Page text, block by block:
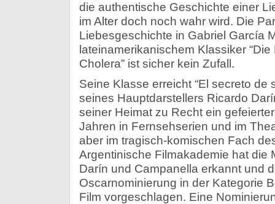
die authentische Geschichte einer
im Alter doch noch wahr wird. Die
Liebesgeschichte in Gabriel García
lateinamerikanischem Klassiker
Cholera” ist sicher kein Zufall.
Seine Klasse erreicht “El secreto de
seines Hauptdarstellers Ricardo
seiner Heimat zu Recht ein
Jahren in Fernsehserien und im
aber im tragisch-komischen Fach
Argentinische Filmakademie hat die
Darín und Campanella erkannt und
Oscarnominierung in der Kategorie
Film vorgeschlagen. Eine